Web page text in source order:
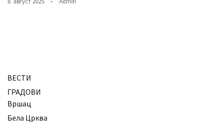
ВЕСТИ
ГРАДОВИ
Вршац
Бела Црква